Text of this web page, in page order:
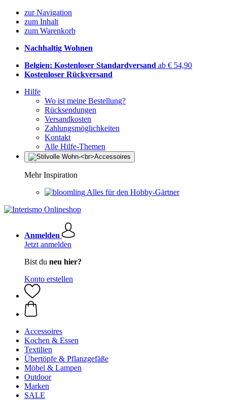
zur Navigation
zum Inhalt
zum Warenkorb
Nachhaltig Wohnen
Belgien: Kostenloser Standardversand ab € 54,90
Kostenloser Rückversand
Hilfe
Wo ist meine Bestellung?
Rücksendungen
Versandkosten
Zahlungsmöglichkeiten
Kontakt
Alle Hilfe-Themen
Mehr Inspiration
Alles für den Hobby-Gärtner
Anmelden
Jetzt anmelden
Bist du neu hier?
Konto erstellen
Accessoires
Kochen & Essen
Textilien
Übertöpfe & Pflanzgefäße
Möbel & Lampen
Outdoor
Marken
SALE